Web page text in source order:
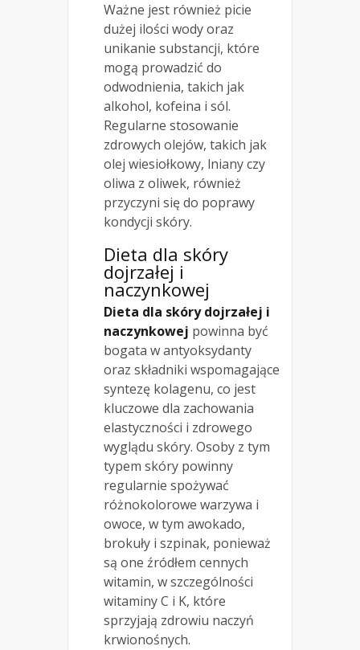
Ważne jest również picie
dużej ilości wody oraz
unikanie substancji, które
mogą prowadzić do
odwodnienia, takich jak
alkohol, kofeina i sól.
Regularne stosowanie
zdrowych olejów, takich jak
olej wiesiołkowy, lniany czy
oliwa z oliwek, również
przyczyni się do poprawy
kondycji skóry.
Dieta dla skóry
dojrzałej i
naczynkowej
Dieta dla skóry dojrzałej i
naczynkowej powinna być
bogata w antyoksydanty
oraz składniki wspomagające
syntezę kolagenu, co jest
kluczowe dla zachowania
elastyczności i zdrowego
wyglądu skóry. Osoby z tym
typem skóry powinny
regularnie spożywać
różnokolorowe warzywa i
owoce, w tym awokado,
brokuły i szpinak, ponieważ
są one źródłem cennych
witamin, w szczególności
witaminy C i K, które
sprzyjają zdrowiu naczyń
krwionośnych.